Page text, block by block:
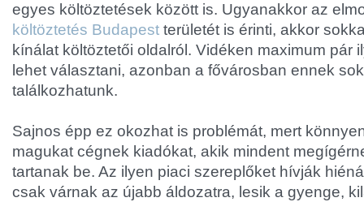
egyes költöztetések között is. Ugyanakkor az
költöztetés Budapest területét is érinti, akkor
kínálat költöztetői oldalról. Vidéken maximum pár
lehet választani, azonban a fővárosban ennek
találkozhatunk.
Sajnos épp ez okozhat is problémát, mert
magukat cégnek kiadókat, akik mindent
tartanak be. Az ilyen piaci szereplőket hívják
csak várnak az újabb áldozatra, lesik a gyenge,